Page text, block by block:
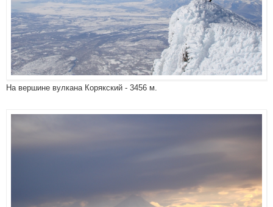
На вершине вулкана Корякский - 3456 м.